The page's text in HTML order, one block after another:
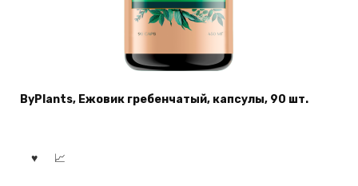
ByPlants, Ежовик гребенчатый, капсулы, 90 шт.